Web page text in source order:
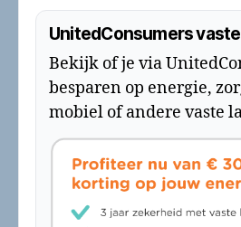
UnitedConsumers
Bekijk of je via
besparen op energie,
mobiel of andere vaste